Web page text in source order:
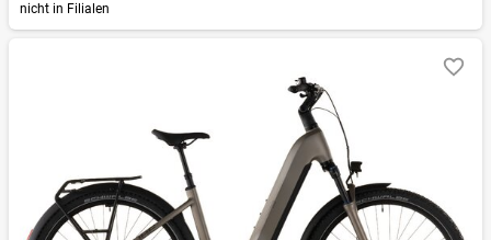
nicht in Filialen